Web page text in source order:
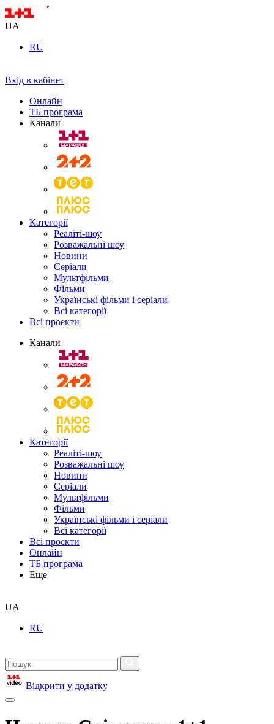
UA
RU
Вхід в кабінет
Онлайн
ТБ програма
Канали
Категорії
Реаліті-шоу
Розважальні шоу
Новини
Серіали
Мультфільми
Фільми
Українські фільми і серіали
Всі категорії
Всі проєкти
Канали
Категорії
Реаліті-шоу
Розважальні шоу
Новини
Серіали
Мультфільми
Фільми
Українські фільми і серіали
Всі категорії
Всі проєкти
Онлайн
ТБ програма
Еще
UA
RU
Відкрити у додатку